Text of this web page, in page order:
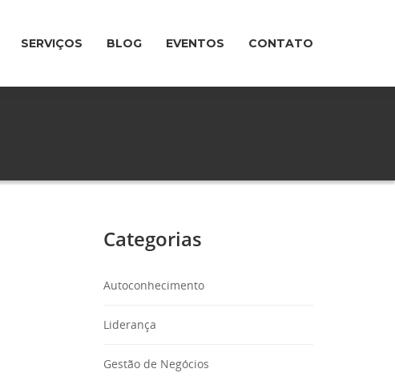
SERVIÇOS BLOG EVENTOS CONTATO
Categorias
Autoconhecimento
Liderança
Gestão de Negócios